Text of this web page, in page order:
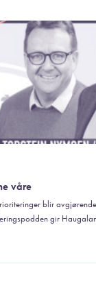
våre
blir
gir